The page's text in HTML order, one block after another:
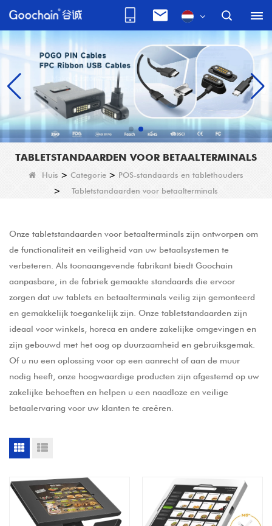
TABLETSTANDAARDEN VOOR BETAALTERMINALS
Huis > Categorie > POS-standaards en tablethouders
>
Tabletstandaarden voor betaalterminals
Onze tabletstandaarden voor betaalterminals zijn ontworpen om
de functionaliteit en veiligheid van uw betaalsystemen te
verbeteren. Als toonaangevende fabrikant biedt Goochain
aanpasbare, in de fabriek gemaakte standaards die ervoor
zorgen dat uw tablets en betaalterminals veilig zijn gemonteerd
en gemakkelijk toegankelijk zijn. Onze tabletstandaarden zijn
ideaal voor winkels, horeca en andere zakelijke omgevingen en
zijn gebouwd met het oog op duurzaamheid en gebruiksgemak.
Of u nu een oplossing voor op een aanrecht of aan de muur
nodig heeft, onze hoogwaardige producten zijn afgestemd op uw
zakelijke behoeften en helpen u een naadloze en veilige
betaalervaring voor uw klanten te creëren.